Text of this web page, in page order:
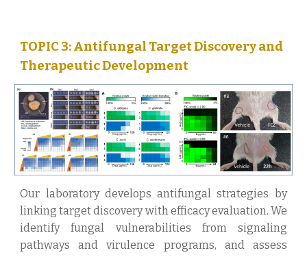
TOPIC 3: Antifungal Target Discovery and
Therapeutic Development
Our laboratory develops antifungal strategies by
linking target discovery with efficacy evaluation. We
identify fungal vulnerabilities from signaling
pathways and virulence programs, and assess